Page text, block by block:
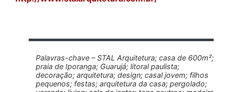
Palavras-chave – STAL Arquitetura; casa de 600m²;
praia de Iporanga; Guarujá; litoral paulista;
decoração; arquitetura; design; casal jovem; filhos
pequenos; festas; arquitetura da casa; pergolado;